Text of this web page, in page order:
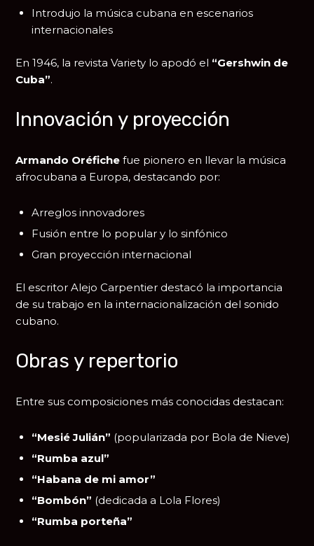
Introdujo la música cubana en escenarios
internacionales
En 1946, la revistaVariety lo apodó el “Gershwin de
Cuba”.
Innovación y proyección
Armando Oréfiche fue pionero en llevar la música
afrocubana a Europa, destacando por:
Arreglos innovadores
Fusión entre lo popular y lo sinfónico
Gran proyección internacional
El escritorAlejo Carpentier destacó la importancia
de su trabajo en la internacionalización del sonido
cubano.
Obras y repertorio
Entre sus composiciones más conocidas destacan:
“Mesié Julián” (popularizada por Bola de Nieve)
“Rumba azul”
“Habana de mi amor”
“Bombón” (dedicada a Lola Flores)
“Rumba porteña”